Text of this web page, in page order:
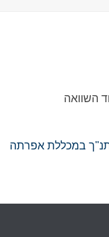
השוואה
במכללת אפרתה